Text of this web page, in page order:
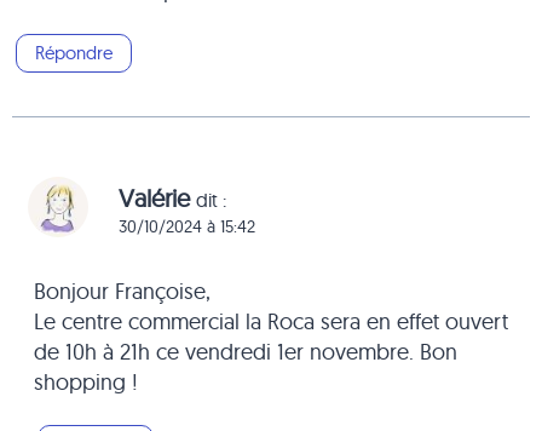
Répondre
Valérie dit :
30/10/2024 à 15:42
Bonjour Françoise,
Le centre commercial la Roca sera en effet ouvert
de 10h à 21h ce vendredi 1er novembre. Bon
shopping !